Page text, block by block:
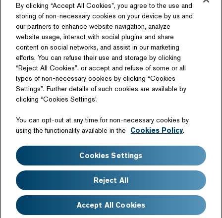
ソーシャルメディア
関連サイト
日産自動車硬式野球部
サイトマップ
このサイトについて
ウェブアクセシビリティ
個人情報の取扱いについて
クッキーポリシー
免責事項
よくあるご質問
Copyright©Nissan Motor Co., Ltd. All Rights Reserved
By clicking “Accept All Cookies”, you agree to the use and
storing of non-necessary cookies on your device by us and
our partners to enhance website navigation, analyze
website usage, interact with social plugins and share
content on social networks, and assist in our marketing
efforts. You can refuse their use and storage by clicking
“Reject All Cookies”, or accept and refuse of some or all
types of non-necessary cookies by clicking “Cookies
Settings”. Further details of such cookies are available by
clicking “Cookies Settings’.
You can opt-out at any time for non-necessary cookies by
using the functionality available in the
Cookies Policy.
Cookies Settings
Reject All
Accept All Cookies